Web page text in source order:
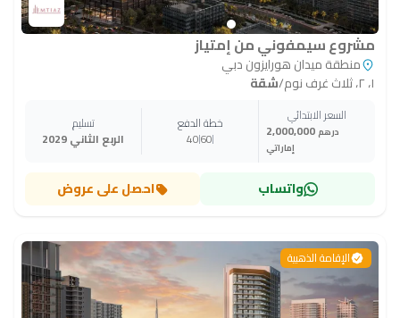
مشروع سيمفوني من إمتياز
منطقة ميدان هورايزون دبي
١، ٢، ثلاث غرف نوم
/شقة
السعر الابتدائي
2,000,000 درهم
إماراتي
خطة الدفع
60
40
تسليم
الربع الثاني 2029
واتساب احصل على عروض
الإقامة الذهبية